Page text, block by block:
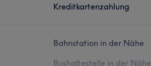
Kreditkartenzahlung
Bahnstation in der Nähe
Bushaltestelle in der Nähe